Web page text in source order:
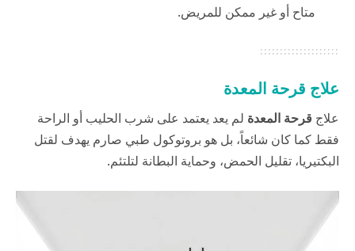
متاح أو غير ممكن للمريض.
علاج قرحة المعدة
علاج قرحة المعدة لم يعد يعتمد على شرب الحليب أو الراحة
فقط كما كان شائعاً، بل هو بروتوكول طبي صارم يهدف لقتل
البكتيريا، تقليل الحمض، وحماية البطانة لتلتئم.